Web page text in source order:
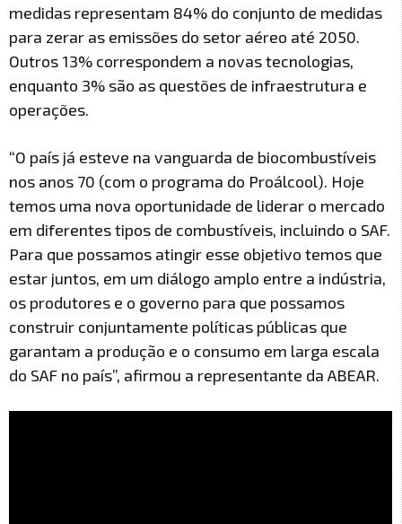
medidas representam 84% do conjunto de medidas
para zerar as emissões do setor aéreo até 2050.
Outros 13% correspondem a novas tecnologias,
enquanto 3% são as questões de infraestrutura e
operações.
“O país já esteve na vanguarda de biocombustíveis
nos anos 70 (com o programa do Proálcool). Hoje
temos uma nova oportunidade de liderar o mercado
em diferentes tipos de combustíveis, incluindo o SAF.
Para que possamos atingir esse objetivo temos que
estar juntos, em um diálogo amplo entre a indústria,
os produtores e o governo para que possamos
construir conjuntamente políticas públicas que
garantam a produção e o consumo em larga escala
do SAF no país”, afirmou a representante da ABEAR.